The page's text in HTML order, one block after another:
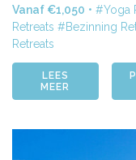
Vanaf €1,050 Yoga
Retreats
Bezinning
Retreats
LEES
MEER